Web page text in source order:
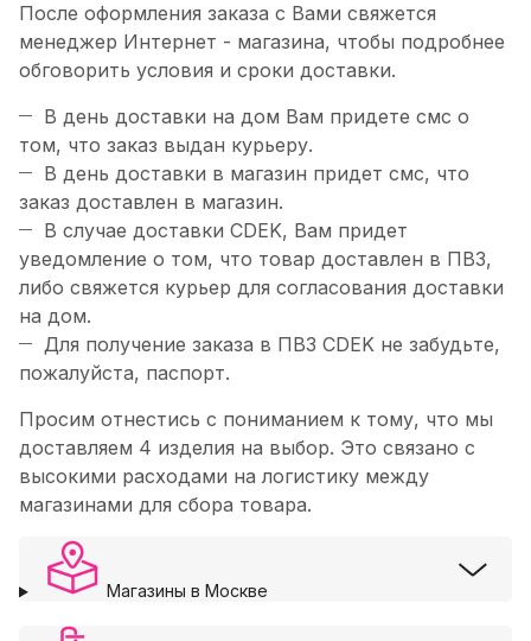
После оформления заказа с Вами свяжется
менеджер Интернет - магазина, чтобы подробнее
обговорить условия и сроки доставки.
В день доставки на дом Вам придете смс о
том, что заказ выдан курьеру.
В день доставки в магазин придет смс, что
заказ доставлен в магазин.
В случае доставки CDEK, Вам придет
уведомление о том, что товар доставлен в ПВЗ,
либо свяжется курьер для согласования доставки
на дом.
Для получение заказа в ПВЗ CDEK не забудьте,
пожалуйста, паспорт.
Просим отнестись с пониманием к тому, что мы
доставляем 4 изделия на выбор. Это связано с
высокими расходами на логистику между
магазинами для сбора товара.
Магазины в Москве